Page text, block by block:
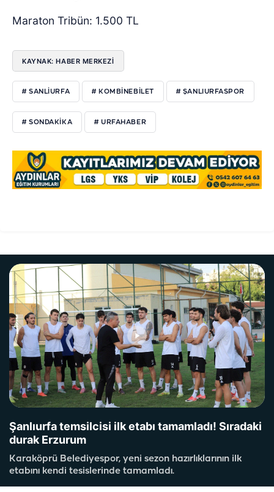
Maraton Tribün: 1.500 TL
KAYNAK: HABER MERKEZİ
# SANLIURFA # KOMBINEBILET # ŞANLIURFASPOR
# SONDAKIKA # URFAHABER
Şanlıurfa temsilcisi ilk etabı tamamladı! Sıradaki
durak Erzurum
Karaköprü Belediyespor, yeni sezon hazırlıklarının ilk
etabını kendi tesislerinde tamamladı.